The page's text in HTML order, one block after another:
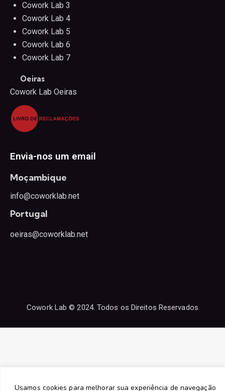
Usamos cookies para melhorar sua experiência de navegação
Cowork Lab 3
Cowork Lab 4
Cowork Lab 5
Cowork Lab 6
Cowork Lab 7
Oeiras
Cowork Lab Oeiras
Envia-nos um email
Moçambique
info@coworklab.net
Portugal
oeiras@coworklab.net
Cowork Lab © 2024. Todos os Direitos Reservados